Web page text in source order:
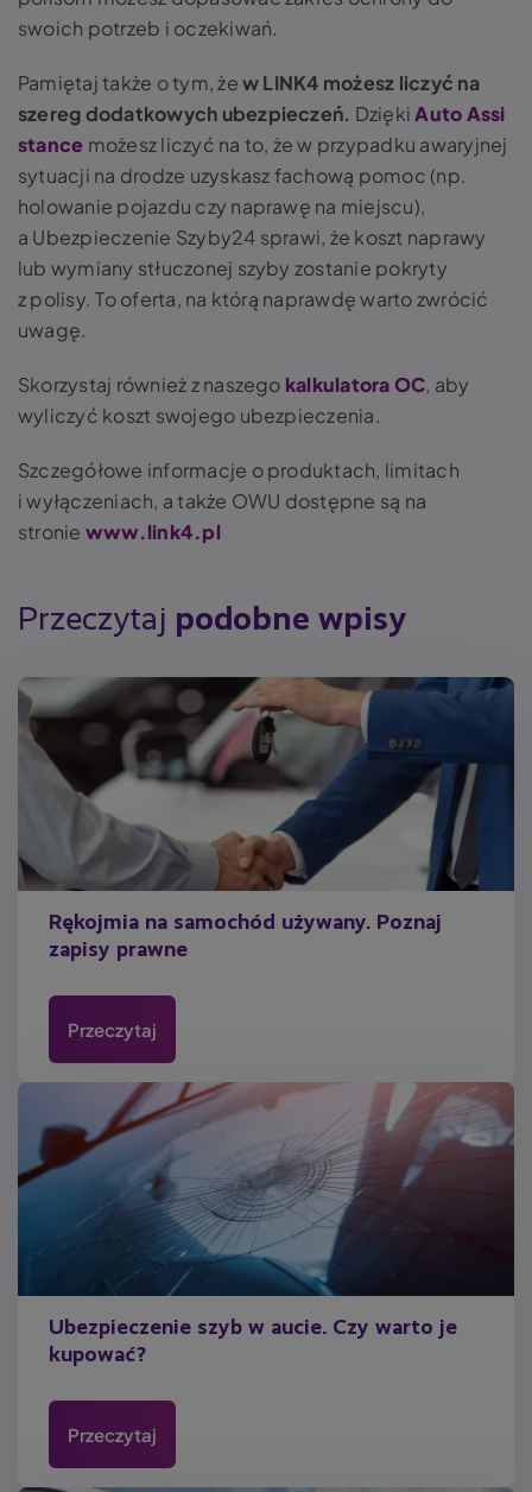
swoich potrzeb i oczekiwań.
Pamiętaj także o tym, żew LINK4 możesz liczyć na
szereg dodatkowych ubezpieczeń. DziękiAuto Assi
stance możesz liczyć na to, że w przypadku awaryjnej
sytuacji na drodze uzyskasz fachową pomoc (np.
holowanie pojazdu czy naprawę na miejscu),
a Ubezpieczenie Szyby24 sprawi, że koszt naprawy
lub wymiany stłuczonej szyby zostanie pokryty
z polisy. To oferta, na którą naprawdę warto zwrócić
uwagę.
Skorzystaj również z naszego kalkulatora OC, aby
wyliczyć koszt swojego ubezpieczenia.
Szczegółowe informacje o produktach, limitach
i wyłączeniach, a także OWU dostępne są na
stronie www.link4.pl
Przeczytaj podobne wpisy
Rękojmia na samochód używany. Poznaj
zapisy prawne
Przeczytaj
Ubezpieczenie szyb w aucie. Czy warto je
kupować?
Przeczytaj